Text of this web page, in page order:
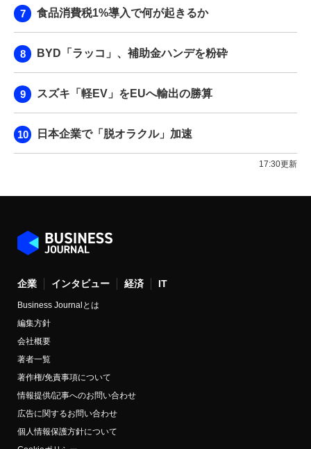
食品消費税1%導入で何が起きるか
BYD「ラッコ」、補助金ハンデを粉砕
スズキ「軽EV」をEUへ輸出の勝算
日本企業で「脱オラクル」加速
17:30更新
企業 インタビュー 経済 IT
Business Journalとは
編集方針
会社概要
著者一覧
著作権/免責事項について
情報提供/記事へのお問い合わせ
広告に関するお問い合わせ
個人情報保護方針について